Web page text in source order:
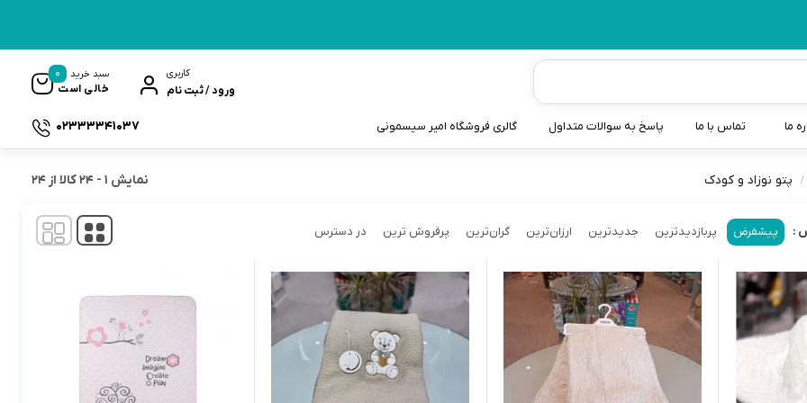
کاربری
ورود / ثبت نام
سبد خرید
خالی است
0
سطل و کیسه پوشک نوزاد
گوش پاکن نوزاد و کودک
مایع استریل
ما تماس با ما پاسخ به سوالات متداول گالری فروشگاه امیر سیسمونی 02333341037
پتو نوزاد و کودک نمایش 1
-
24کالا از 24
: پیشفرض پربازدیدترین جدیدترین ارزان‌ترین گران‌ترین پرفروش ترین در دسترس